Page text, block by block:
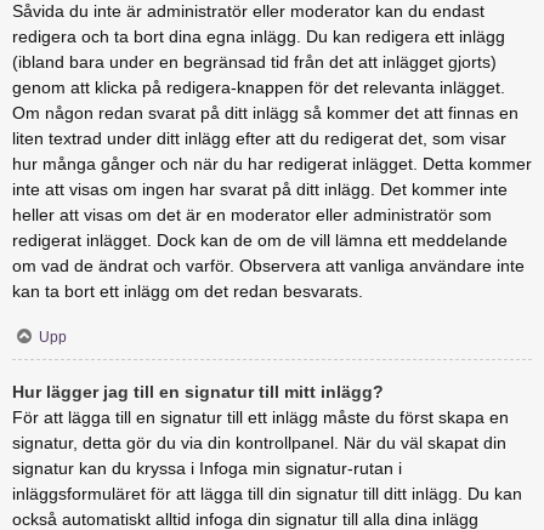
Såvida du inte är administratör eller moderator kan du endast
redigera och ta bort dina egna inlägg. Du kan redigera ett inlägg
(ibland bara under en begränsad tid från det att inlägget gjorts)
genom att klicka på redigera-knappen för det relevanta inlägget.
Om någon redan svarat på ditt inlägg så kommer det att finnas en
liten textrad under ditt inlägg efter att du redigerat det, som visar
hur många gånger och när du har redigerat inlägget. Detta kommer
inte att visas om ingen har svarat på ditt inlägg. Det kommer inte
heller att visas om det är en moderator eller administratör som
redigerat inlägget. Dock kan de om de vill lämna ett meddelande
om vad de ändrat och varför. Observera att vanliga användare inte
kan ta bort ett inlägg om det redan besvarats.
Upp
Hur lägger jag till en signatur till mitt inlägg?
För att lägga till en signatur till ett inlägg måste du först skapa en
signatur, detta gör du via din kontrollpanel. När du väl skapat din
signatur kan du kryssa i Infoga min signatur-rutan i
inläggsformuläret för att lägga till din signatur till ditt inlägg. Du kan
också automatiskt alltid infoga din signatur till alla dina inlägg